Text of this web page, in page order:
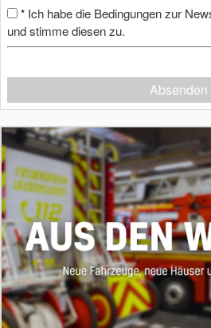
* Ich habe die Bedingungen zur
und stimme diesen zu.
Absenden